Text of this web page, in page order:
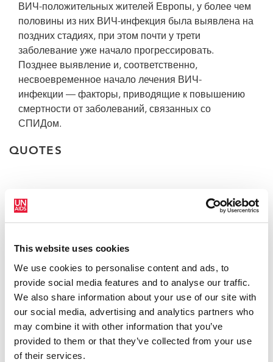
This website uses cookies
We use cookies to personalise content and ads, to
provide social media features and to analyse our traffic.
We also share information about your use of our site with
our social media, advertising and analytics partners who
may combine it with other information that you’ve
provided to them or that they’ve collected from your use
of their services.
ВИЧ-положительных жителей Европы, у более чем
половины из них ВИЧ-инфекция была выявлена на
поздних стадиях, при этом почти у трети
заболевание уже начало прогрессировать.
Позднее выявление и, соответственно,
несвоевременное начало лечения ВИЧ-
инфекции — факторы, приводящие к повышению
смертности от заболеваний, связанных со
СПИДом.
QUOTES
«За счет обеспечения всеобщего
людских жизней и снизить
как Европейская неделя обследований,
имеют огромное значение для
повышения доступности услуг по
обследованию и лечению ВИЧ-
инфекции. Расширение масштабов
обследования — первый шаг на пути к